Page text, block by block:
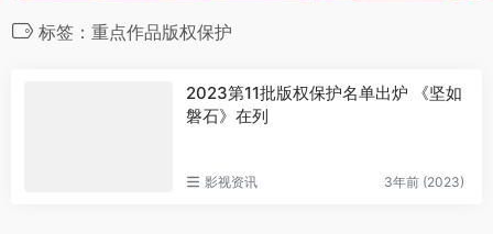
标签：重点作品版权保护
2023第11批版权保护名单出炉 《坚如
磐石》在列
影视资讯 3年前 (2023)